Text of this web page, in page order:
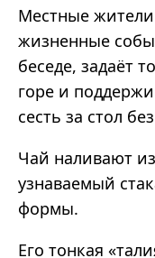
Местные
жизненные
беседе, задаёт
горе и
сесть за стол
Чай наливают
узнаваемый
формы.
Его тонкая